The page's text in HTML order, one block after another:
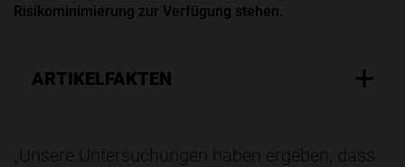
Risikominimierung zur Verfügung stehen.
ARTIKELFAKTEN
„Unsere Untersuchungen haben ergeben, dass